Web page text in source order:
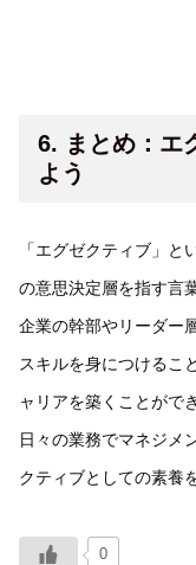
6. まとめ：エ
よう
「エグゼクティブ」
の意思決定層を指す言
企業の幹部やリーダー
スキルを身につけるこ
ャリアを築くことがで
日々の業務でマネジメ
クティブとしての素養
0